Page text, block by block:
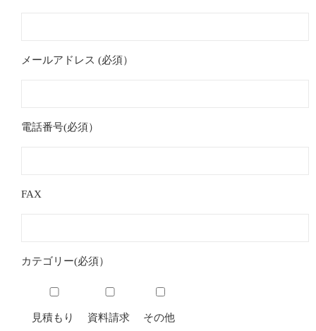
メールアドレス (必須）
電話番号(必須）
FAX
カテゴリー(必須）
見積もり 資料請求 その他